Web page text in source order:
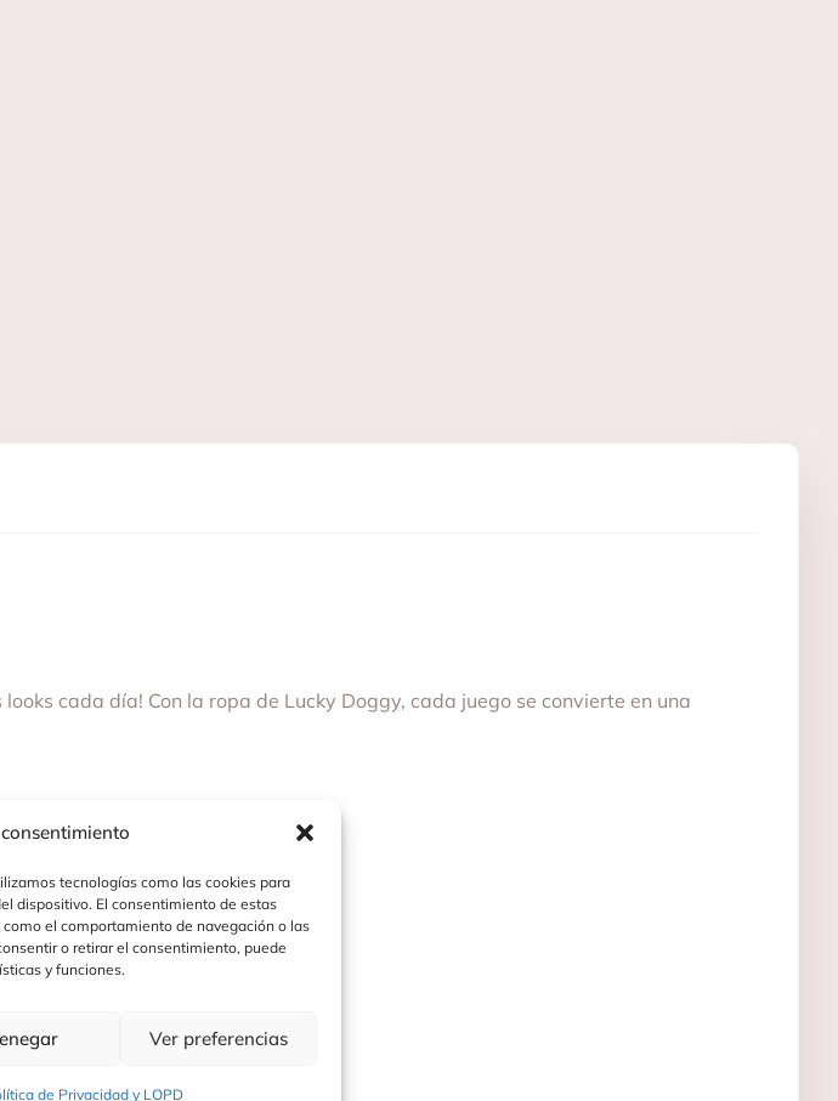
tecnologías como las cookies para
dispositivo. El consentimiento de estas
el comportamiento de navegación o las
o retirar el consentimiento, puede
y funciones.
Ver preferencias
de Privacidad y LOPD
cada día! Con la ropa de Lucky Doggy, cada juego se convierte en una